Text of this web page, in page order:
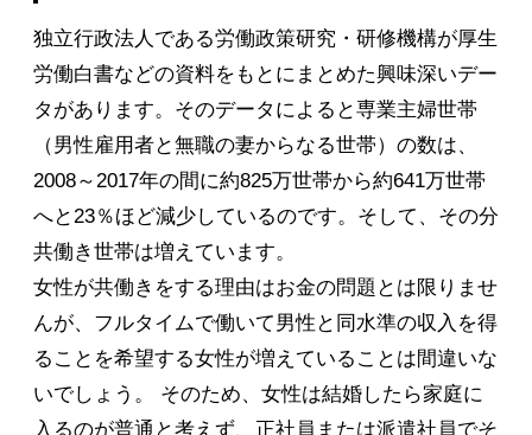
独立行政法人である労働政策研究・研修機構が厚生
労働白書などの資料をもとにまとめた興味深いデー
タがあります。そのデータによると専業主婦世帯
（男性雇用者と無職の妻からなる世帯）の数は、
2008～2017年の間に約825万世帯から約641万世帯
へと23％ほど減少しているのです。そして、その分
共働き世帯は増えています。
女性が共働きをする理由はお金の問題とは限りませ
んが、フルタイムで働いて男性と同水準の収入を得
ることを希望する女性が増えていることは間違いな
いでしょう。 そのため、女性は結婚したら家庭に
入るのが普通と考えず、正社員または派遣社員でそ